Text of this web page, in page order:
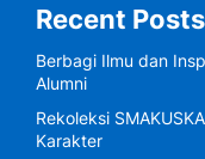
Recent Posts
Berbagi Ilmu dan
Alumni
Rekoleksi
Karakter